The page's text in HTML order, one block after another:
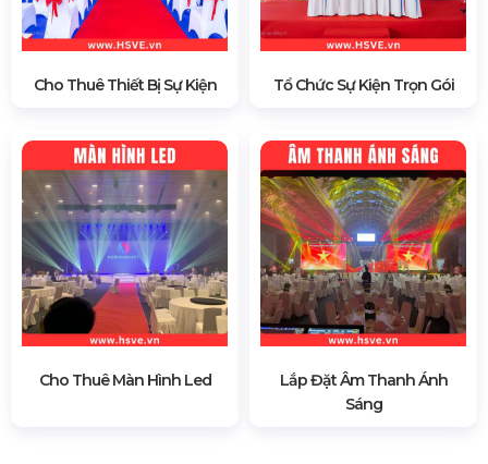
Cho Thuê Thiết Bị Sự Kiện Tổ Chức Sự Kiện Trọn Gói
Cho Thuê Màn Hình Led
Lắp Đặt Âm Thanh Ánh
Sáng